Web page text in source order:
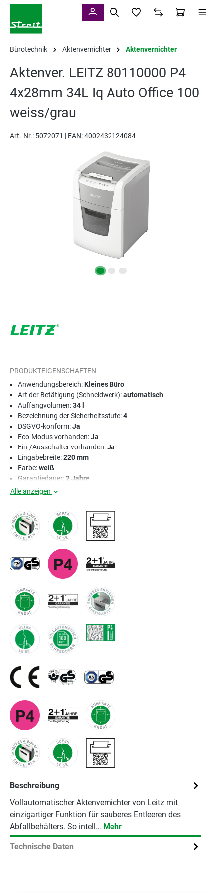
Bürotechnik Aktenvernichter Aktenvernichter
Aktenver. LEITZ 80110000 P4
4x28mm 34L Iq Auto Office 100
weiss/grau
Art.-Nr.: 5072071 | EAN: 4002432124084
PRODUKTEIGENSCHAFTEN
Anwendungsbereich:Kleines Büro
Art der Betätigung (Schneidwerk):automatisch
Auffangvolumen:34 l
Bezeichnung der Sicherheitsstufe:4
DSGVO-konform:Ja
Eco-Modus vorhanden:Ja
Ein-/Ausschalter vorhanden:Ja
Eingabebreite:220 mm
Farbe:weiß
Garantiedauer:2 Jahre
Alle anzeigen
Beschreibung
Vollautomatischer Aktenvernichter von Leitz mit
einzigartiger Funktion für sauberes Entleeren des
Abfallbehälters. So intell… Mehr
Technische Daten